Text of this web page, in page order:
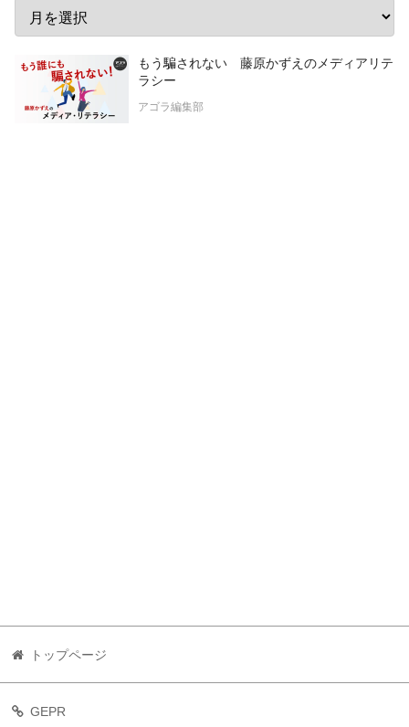
もう騙されない 藤原かずえのメディアリテ
ラシー
アゴラ編集部
トップページ
GEPR